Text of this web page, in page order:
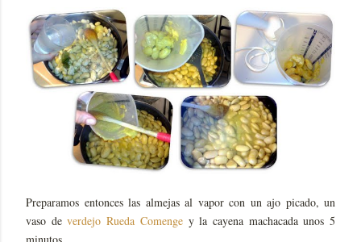
Preparamos entonces las almejas al vapor con un ajo picado, un
vaso deverdejo Rueda Comengey la cayena machacada unos 5
minutos.